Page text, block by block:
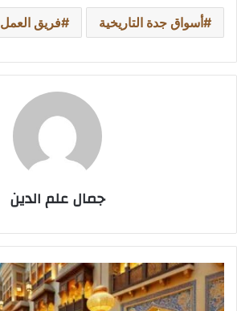
أسواق جدة التاريخية فريق العمل
جمال علم الدين
استقرار
الذهب
في